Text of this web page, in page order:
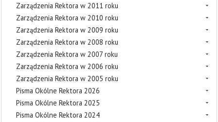
Zarządzenia Rektora w 2011 roku
Zarządzenia Rektora w 2010 roku
Zarządzenia Rektora w 2009 roku
Zarządzenia Rektora w 2008 roku
Zarządzenia Rektora w 2007 roku
Zarządzenia Rektora w 2006 roku
Zarządzenia Rektora w 2005 roku
Pisma Okólne Rektora 2026
Pisma Okólne Rektora 2025
Pisma Okólne Rektora 2024